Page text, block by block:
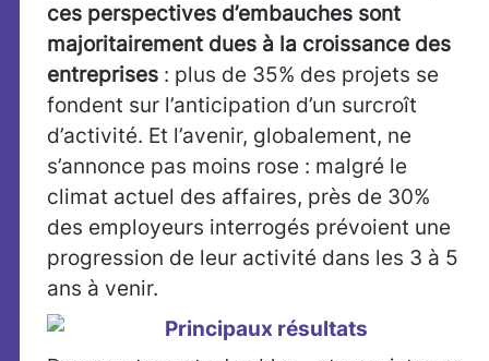
ces perspectives d’embauches sont
majoritairement dues à la croissance des
entreprises : plus de 35% des projets se
fondent sur l’anticipation d’un surcroît
d’activité. Et l’avenir, globalement, ne
s’annonce pas moins rose : malgré le
climat actuel des affaires, près de 30%
des employeurs interrogés prévoient une
progression de leur activité dans les 3 à 5
ans à venir.